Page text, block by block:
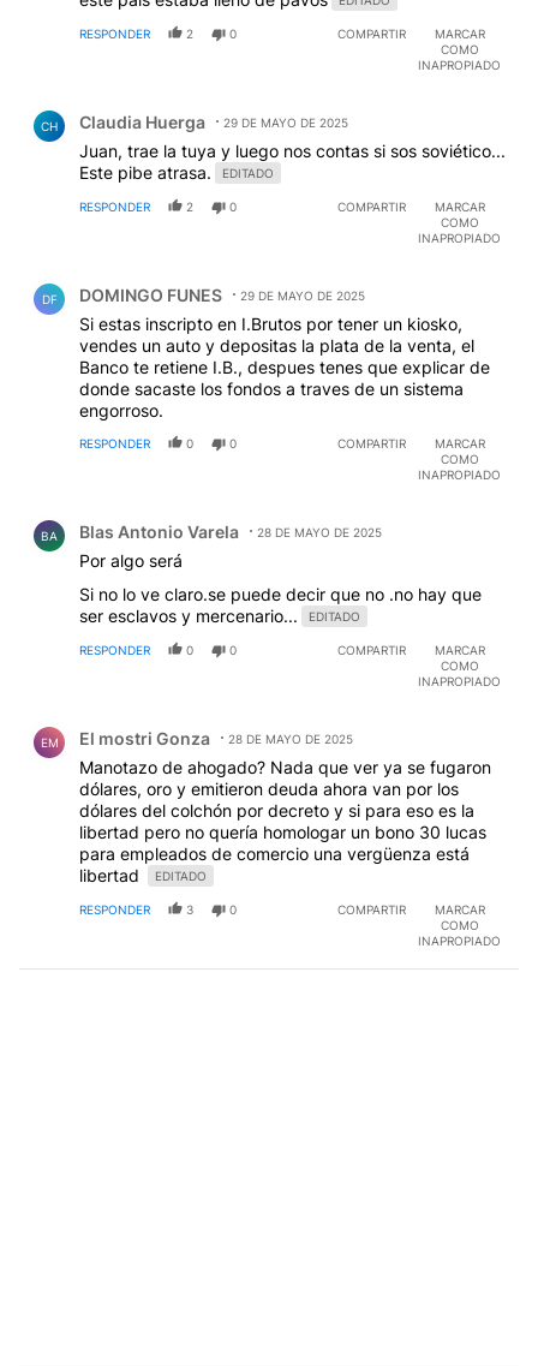
RESPONDER 2 0 COMPARTIR
MARCAR
COMO
INAPROPIADO
CH Claudia Huerga 29 DE MAYO DE 2025
Juan, trae la tuya y luego nos contas si sos soviético...
Este pibe atrasa.
EDITADO
RESPONDER 2 0 COMPARTIR
MARCAR
COMO
INAPROPIADO
DF DOMINGO FUNES 29 DE MAYO DE 2025
Si estas inscripto en I.Brutos por tener un kiosko,
vendes un auto y depositas la plata de la venta, el
Banco te retiene I.B., despues tenes que explicar de
donde sacaste los fondos a traves de un sistema
engorroso.
RESPONDER 0 0 COMPARTIR
MARCAR
COMO
INAPROPIADO
BA Blas Antonio Varela 28 DE MAYO DE 2025
Por algo será
Si no lo ve claro.se puede decir que no .no hay que
ser esclavos y mercenario...
EDITADO
RESPONDER 0 0 COMPARTIR
MARCAR
COMO
INAPROPIADO
EM El mostri Gonza 28 DE MAYO DE 2025
Manotazo de ahogado? Nada que ver ya se fugaron
dólares, oro y emitieron deuda ahora van por los
dólares del colchón por decreto y si para eso es la
libertad pero no quería homologar un bono 30 lucas
para empleados de comercio una vergüenza está
libertad
EDITADO
RESPONDER 3 0 COMPARTIR
MARCAR
COMO
INAPROPIADO